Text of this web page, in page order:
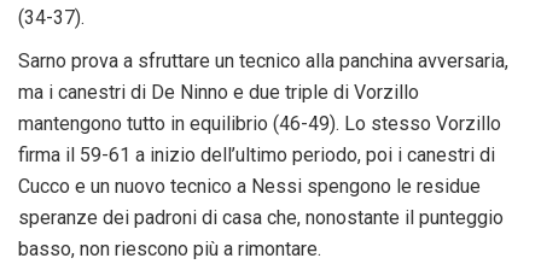
(34-37).
Sarno prova a sfruttare un tecnico alla panchina avversaria,
ma i canestri di De Ninno e due triple di Vorzillo
mantengono tutto in equilibrio (46-49). Lo stesso Vorzillo
firma il 59-61 a inizio dell’ultimo periodo, poi i canestri di
Cucco e un nuovo tecnico a Nessi spengono le residue
speranze dei padroni di casa che, nonostante il punteggio
basso, non riescono più a rimontare.